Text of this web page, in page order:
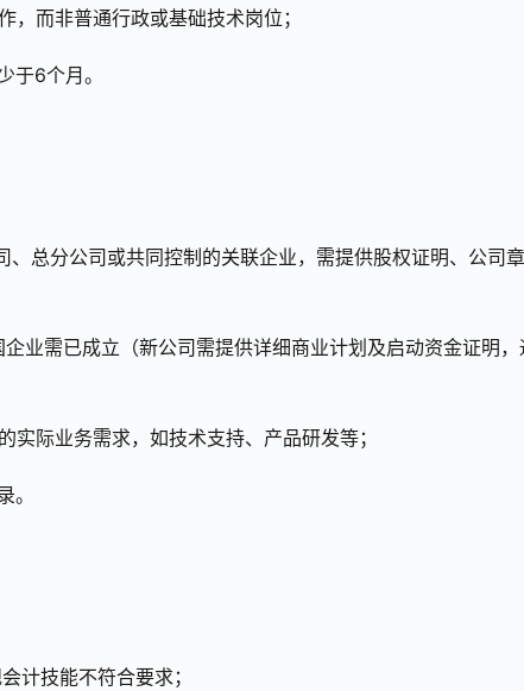
而非普通行政或基础技术岗位；
于6个月。
总分公司或共同控制的关联企业，需提供股权证明、公司
业需已成立（新公司需提供详细商业计划及启动资金证明，
际业务需求，如技术支持、产品研发等；
。
计技能不符合要求；